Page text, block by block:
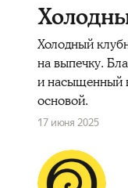
Холодный
на выпечку.
и насыщенный
основой.
17 июня 2025